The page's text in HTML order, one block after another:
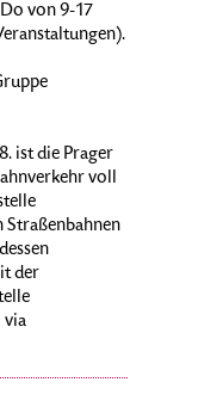
von 9-17
ist die Prager
voll
der
via